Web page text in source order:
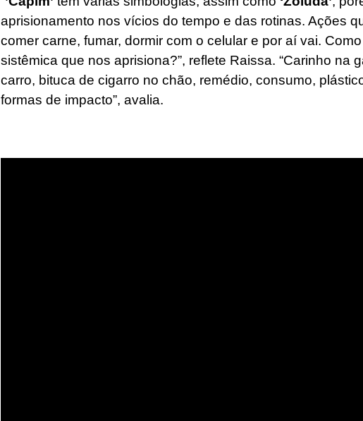
aprisionamento nos vícios do tempo e das rotinas. Ações
comer carne, fumar, dormir com o celular e por aí vai.
sistêmica que nos aprisiona?”, reflete Raissa. “Carinho na
carro, bituca de cigarro no chão, remédio, consumo,
formas de impacto”, avalia.